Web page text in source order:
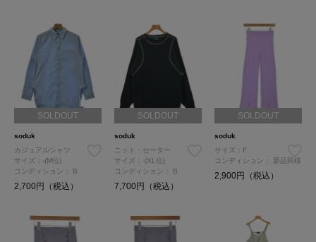
SOLDOUT
soduk
カジュアルシャツ
サイズ：-(M位)
コンディション： B
2,700円（税込）
SOLDOUT
soduk
ニット・セーター
サイズ：-(XL位)
コンディション：
B
7,700円（税込）
SOLDOUT
soduk
サイズ：F
コンディション：
新品同様
2,900円（税込）